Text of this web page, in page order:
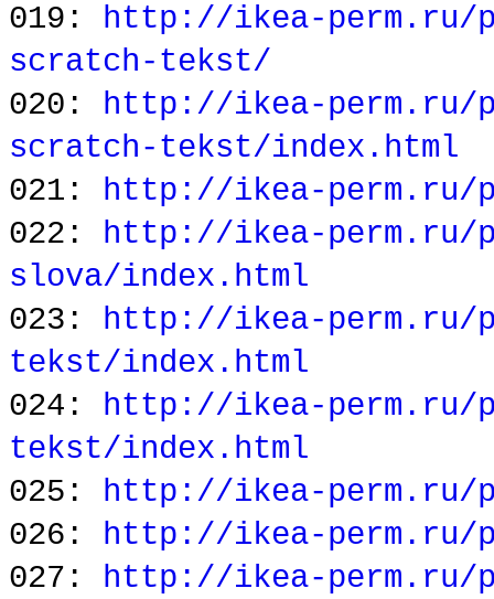
019: http://ikea-perm.ru/
scratch-tekst/
020: http://ikea-perm.ru/
scratch-tekst/index.html
021: http://ikea-perm.ru/
022: http://ikea-perm.ru/
slova/index.html
023: http://ikea-perm.ru/
tekst/index.html
024: http://ikea-perm.ru/
tekst/index.html
025: http://ikea-perm.ru/
026: http://ikea-perm.ru/
027: http://ikea-perm.ru/